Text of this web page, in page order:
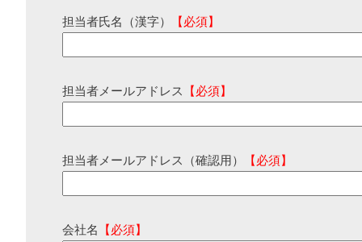
担当者氏名（漢字） 【必須】
担当者メールアドレス 【必須】
担当者メールアドレス（確認用） 【必須】
会社名 【必須】